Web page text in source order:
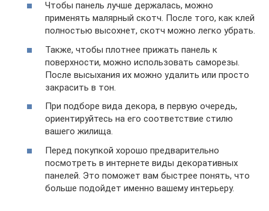
Чтобы панель лучше держалась, можно
применять малярный скотч. После того, как клей
полностью высохнет, скотч можно легко убрать.
Также, чтобы плотнее прижать панель к
поверхности, можно использовать саморезы.
После высыхания их можно удалить или просто
закрасить в тон.
При подборе вида декора, в первую очередь,
ориентируйтесь на его соответствие стилю
вашего жилища.
Перед покупкой хорошо предварительно
посмотреть в интернете виды декоративных
панелей. Это поможет вам быстрее понять, что
больше подойдет именно вашему интерьеру.